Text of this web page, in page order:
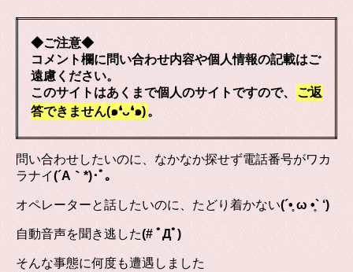
◆ご注意◆
コメント欄に問い合わせ内容や個人情報の記載はご
遠慮ください。
このサイトはあくまで個人のサイトですので、
ご返
答できません(๑❛ᴗ❛๑)。
問い合わせしたいのに、なかなか探せず電話番号がワカ
ラナイ(´A｀*)･ﾟ｡
オペレーターと話したいのに、たどり着かない(´•̥ ω •̥` ‘)
自動音声を聞き逃した(# ﾟДﾟ)
そんな事態に何度も遭遇しました